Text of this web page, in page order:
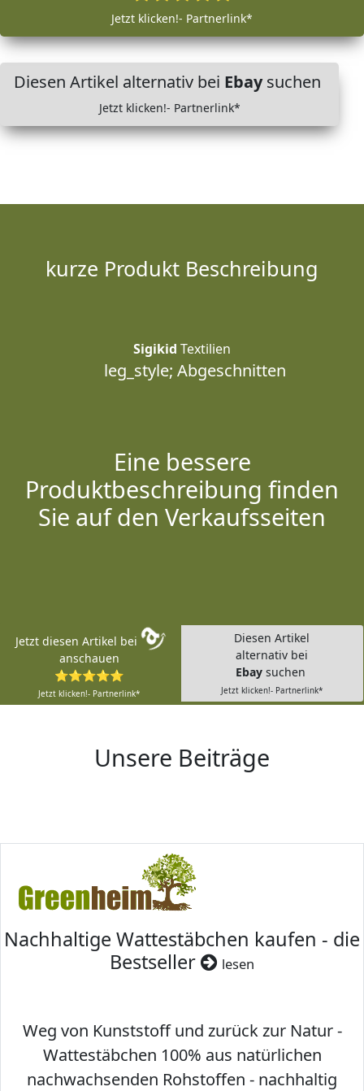
Jetzt klicken!- Partnerlink*
Diesen Artikel alternativ bei Ebaysuchen
Jetzt klicken!- Partnerlink*
kurze Produkt Beschreibung
Sigikid Textilien
leg_style; Abgeschnitten
Eine bessere
Produktbeschreibung finden
Sie auf den Verkaufsseiten
Jetzt diesen Artikel bei
anschauen
⭐⭐⭐⭐⭐
Jetzt klicken!- Partnerlink*
Diesen Artikel
alternativ bei
Ebay suchen
Jetzt klicken!- Partnerlink*
Unsere Beiträge
Nachhaltige Wattestäbchen kaufen - die
Bestseller
lesen
Weg von Kunststoff und zurück zur Natur -
Wattestäbchen 100% aus natürlichen
nachwachsenden Rohstoffen - nachhaltig